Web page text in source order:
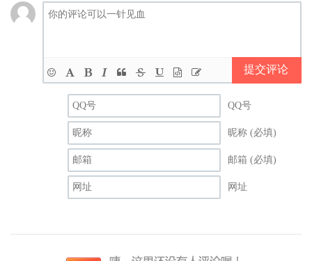
1、你要记住，欺负别人和养活自己，你都得自己来。
3、昨天再好，也走不回去;明天再难，也要抬脚继续。
4、不开心是最可怕的催老剂，要做一个爱笑的小仙女。
5、人生不易，越努力越幸运。余生不长，越珍惜越精彩。
6、时间，带不走真正的朋友;岁月，留不住虚幻的拥有。
7、我是一个很有原则的人，我的原则只有三个字，看心情。
提交评论
QQ号
昵称 (必填)
邮箱 (必填)
网址